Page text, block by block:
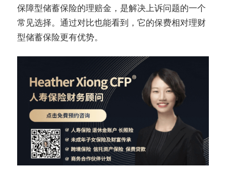
保障型储蓄保险的理赔金，是解决上诉问题的一个
常见选择。通过对比也能看到，它的保费相对理财
型储蓄保险更有优势。